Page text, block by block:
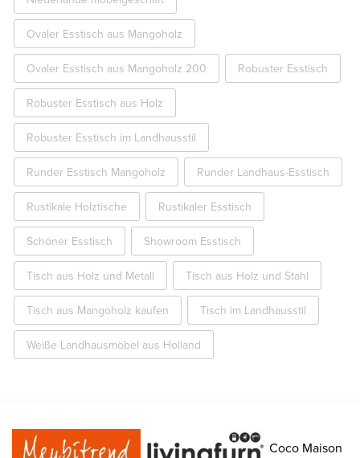
Ovaler Esstisch aus Mangoholz
Ovaler Esstisch aus Mangoholz 200 Robuster Esstisch
Robuster Esstisch aus Holz
Robuster Esstisch im Landhausstil
Runder Esstisch Mangoholz Runder Landhaus-Esstisch
Rustikale Holztische Rustikaler Esstisch
Schöner Esstisch Showroom Esstisch
Tisch aus Holz und Metall Tisch aus Holz und Stahl
Tisch aus Mangoholz kaufen Tisch im Landhausstil
Weiße Landhausmöbel aus Holland
Coco Maison